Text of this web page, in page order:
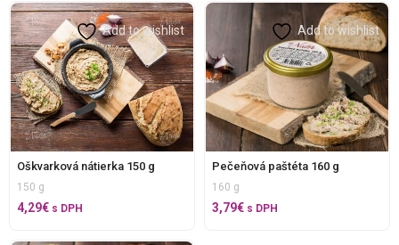
Add to wishlist
Oškvarková nátierka 150 g
150 g
4,29€ s DPH
Add to wishlist
Pečeňová paštéta 160 g
160 g
3,79€ s DPH